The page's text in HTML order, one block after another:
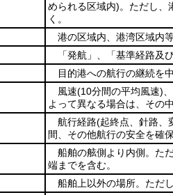
められる区域内)。ただし、
く。
港の区域内、港湾区域内
「発航」、「基準経路及
目的港への航行の継続を
風速(10分間の平均風速)
よって異なる場合は、その
航行経路(起終点、針路、
間、その他航行の安全を確
船舶の舷側より内側。た
端までを含む。
船舶上以外の場所。ただ